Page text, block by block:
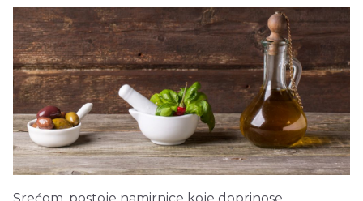
Srećom, postoje namirnice koje doprinose